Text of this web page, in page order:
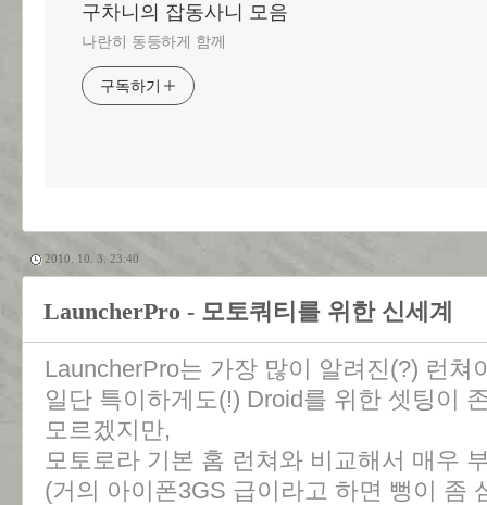
구차니의 잡동사니 모음
나란히 동등하게 함께
구독하기
2010. 10. 3. 23:40
LauncherPro - 모토쿼티를 위한 신세계
LauncherPro는 가장 많이 알려진(?) 런쳐
일단 특이하게도(!) Droid를 위한 셋팅이
모르겠지만,
모토로라 기본 홈 런쳐와 비교해서 매우
(거의 아이폰3GS 급이라고 하면 뻥이 좀